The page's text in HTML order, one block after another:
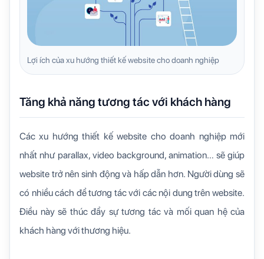
Lợi ích của xu hướng thiết kế website cho doanh nghiệp
Tăng khả năng tương tác với khách hàng
Các xu hướng thiết kế website cho doanh nghiệp mới
nhất như parallax, video background, animation… sẽ giúp
website trở nên sinh động và hấp dẫn hơn. Người dùng sẽ
có nhiều cách để tương tác với các nội dung trên website.
Điều này sẽ thúc đẩy sự tương tác và mối quan hệ của
khách hàng với thương hiệu.